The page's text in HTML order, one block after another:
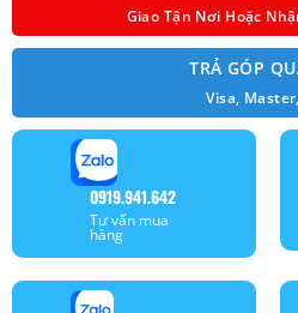
Giao Tận Nơi Hoặc
TRẢ GÓP
Visa,
0919.941.642
Tư vấn mua
hàng